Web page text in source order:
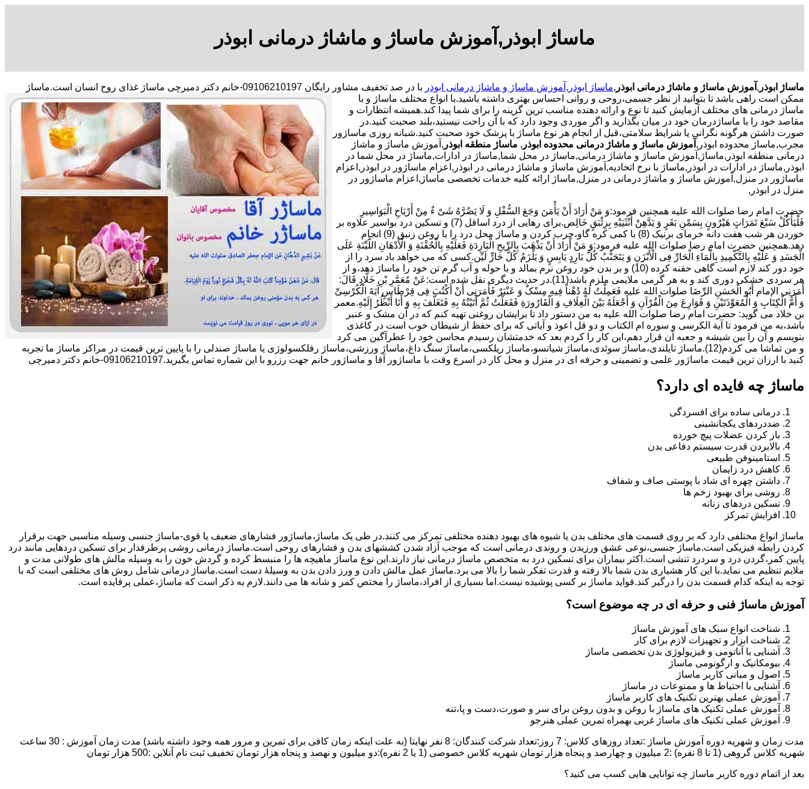
ماساژ ابوذر,آموزش ماساژ و ماشاژ درمانی ابوذر
ماساژ ابوذر , آموزش ماساژ و ماشاژ درمانی ابوذر ,ماساژ ابوذر , آموزش ماساژ و ماشاژ درمانی ابوذر
با در صد تخفیف مشاور رایگان 09106210197-خانم دکتر دمیرچی ماساژ غذای روح انسان است.ماساژ
ممکن است راهی باشد تا بتوانید از نظر جسمی،روحی و روانی احساس بهتری داشته باشید.با انواع مختلف ماساژ و با
ماساژ درمانی های مختلف آزمایش کنید تا نوع و ارائه دهنده مناسب ترین گزینه را برای شما پیدا کند.همیشه انتظارات و
مقاصد خود را با ماساژدرمان خود در میان بگذارید و اگر موردی وجود دارد که با آن راحت نیستید،بلند صحبت کنید.در
صورت داشتن هرگونه نگرانی یا شرایط سلامتی،قبل از انجام هر نوع ماساژ با پزشک خود صحبت کنید.شبانه روزی ماساژور
مجرب,ماساژ محدوده ابوذر, آموزش ماساژ و ماشاژ درمانی محدوده ابوذر , ماساژ منطقه ابوذر ,آموزش ماساژ و ماشاژ
درمانی منطقه ابوذر,ماساژ,آموزش ماساژ و ماشاژ درمانی,ماساژ در محل شما,ماساژ در ادارات,ماساژ در محل شما در
ابوذر,ماساژ در ادارات در ابوذر,ماساژ با نرخ اتحادیه,آموزش ماساژ و ماشاژ درمانی در ابوذر,اعزام ماساژور در ابوذر,اعزام
ماساژور در منزل,آموزش ماساژ و ماشاژ درمانی در منزل,ماساژ ارائه کلیه خدمات تخصصی ماساژ,اعزام ماساژور در
منزل در ابوذر,
حضرت امام رضا صلوات الله علیه همچنین فرمود:وَ مَنْ أَرَادَ أَنْ یَأْمَنَ وَجَعَ السُّفْلِ وَ لَا یَضُرَّهُ شَیْ ءٌ مِنْ أَرْیَاحِ الْبَوَاسِیرِ
فَلْیَأْکُلْ سَبْعَ تَمَرَاتٍ هَیْرُونٍ بِسَمْنِ بَقَرٍ وَ یَدَّهِنْ أُنْثَیَیْهِ بِزِئْبَقٍ خَالِص.برای رهایی از درد اسافل (7) و تسکین درد بواسیر علاوه بر
خوردن هر شب هفت دانه خرمای برنیک (8) با کمی کره گاو،چرب کردن و ماساژ محل درد را با روغن زنبق (9) انجام
دهد.همچنین حضرت امام رضا صلوات الله علیه فرمود:وَ مَنْ أَرَادَ أَنْ یَذْهَبَ بِالرِّیحِ الْبَارِدَةِ فَعَلَیْهِ بِالْحُقْنَةِ وَ الْأَدْهَانِ اللَّیِّنَةِ عَلَى
الْجَسَدِ وَ عَلَیْهِ بِالتَّکْمِیدِ بِالْمَاءِ الْحَارِّ فِی الْأَبْزَنِ وَ یَتَجَنَّبُ کُلَّ بَارِدٍ یَابِسٍ وَ یَلْزَمُ کُلَّ حَارٍّ لَیِّن.کسی که می خواهد باد سرد را از
خود دور کند لازم است گاهی حقنه کرده (10) و بر بدن خود روغن نرم بمالد و با حوله و آب گرم تن خود را ماساژ دهد،و از
هر سردی خشکی دوری کند و به هر گرمی ملایمی ملزم باشد(11).در حدیث دیگری نقل شده است:عَنْ مُعَمَّرِ بْنِ خَلَّادٍ قَالَ:
أَمَرَنِی الإمام أَبُو الْحَسَنِ الرِّضَا صلوات الله علیه فَعَمِلْتُ لَهُ دُهْناً فِیهِ مِسْکٌ وَ عَنْبَرٌ فَأَمَرَنِی أَنْ أَکْتُبَ فِی قِرْطَاسٍ آیَةَ الْکُرْسِیِّ
وَ أُمَّ الْکِتَابِ وَ الْمُعَوِّذَتَیْنِ وَ قَوَارِعَ مِنَ الْقُرْآنِ وَ أَجْعَلَهُ بَیْنَ الْغِلَافِ وَ الْقَارُورَةِ فَفَعَلْتُ ثُمَّ أَتَیْتُهُ بِهِ فَتَغَلَّفَ بِهِ وَ أَنَا أَنْظُرُ إِلَیْهِ.معمر
بن خلاد می گوید: حضرت امام رضا صلوات الله علیه به من دستور داد تا برایشان روغنى تهیه کنم که در آن مشک و عنبر
باشد،به من فرمود تا آیة الکرسى و سوره ام الکتاب و دو قل اعوذ و آیاتى که براى حفظ از شیطان خوب است در کاغذى
بنویسم و آن را بین شیشه و جعبه آن قرار دهم،این کار را کردم بعد که خدمتشان رسیدم محاسن خود را عطرآگین می کرد
و من تماشا می کردم(12).ماساژ تایلندی،ماساژ سوئدی،ماساژ شیاتسو،ماساژ ریلکسی،ماساژ سنگ داغ،ماساژ ورزشی،ماساژ رفلکسولوژی یا ماساژ صندلی را با پایین ترین قیمت در مراکز ماساژ ما تجربه
کنید با ارزان ترین قیمت ماساژور علمی و تضمینی و حرفه ای در منزل و محل کار در اسرع وقت با ماساژور آقا و ماساژور خانم جهت رزرو با این شماره تماس بگیرید.09106210197-خانم دکتر دمیرچی
ماساژ چه فایده ای دارد؟
درمانی ساده برای افسردگی
ضددردهای یکجانشینی
باز کردن عضلات پیچ خورده
بالابردن قدرت سیستم دفاعی بدن
استامینوفن طبیعی
کاهش درد زایمان
داشتن چهره ای شاد با پوستی صاف و شفاف
روشی برای بهبود زخم ها
تسکین دردهای زنانه
افزایش تمرکز
ماساژ انواع مختلفی دارد که بر روی قسمت های مختلف بدن یا شیوه های بهبود دهنده مختلفی تمرکز می کنند.در طی یک ماساژ،ماساژور فشارهای ضعیف یا قوی-ماساژ جنسی وسیله مناسبی جهت برقرار
کردن رابطه فیزیکی است.ماساژ جنسی،نوعی عشق ورزیدن و روندی درمانی است که موجب آزاد شدن کششهای بدن و فشارهای روحی است.ماساژ درمانی روشی پرطرفدار برای تسکین دردهایی مانند درد
پایین کمر،گردن درد و سردرد تنشی است.اکثر بیماران برای تسکین درد به متخصص ماساژ درمانی نیاز دارند.این نوع ماساژ ماهیچه ها را منبسط کرده و گردش خون را به وسیله مالش های طولانی مدت و
ملایم تنظیم می نماید.با این کار هشیاری بدن شما بالا رفته و قدرت تفکر شما را بالا می برد.ماساژ عمل مالش دادن و ورز دادن بدن به وسیلۀ دست است.ماساژ درمانی شامل روش های مختلفی است که با
توجه به اینکه کدام قسمت بدن را درگیر کند.فواید ماساژ بر کسی پوشیده نیست.اما بسیاری از افراد،ماساژ را مختص کمر و شانه ها می دانند.لازم به ذکر است که ماساژ،عملی پرفایده است.
آموزش ماساژ فنی و حرفه ای در چه موضوع است؟
شناخت انواع سبک های آموزش ماساژ
شناخت ابزار و تجهیزات لازم برای کار
آشنایی با آناتومی و فیزیولوژی بدن تخصصی ماساژ
بیومکانیک و ارگونومی ماساژ
اصول و مبانی کاربر ماساژ
آشنایی با احتیاط ها و ممنوعات در ماساژ
آموزش عملی بهترین تکنیک های کاربر ماساژ
آموزش عملی تکنیک های ماساژ با روغن و بدون روغن برای سر و صورت،دست و پا،تنه
آموزش عملی تکنیک های ماساژ غربی بهمراه تمرین عملی هنرجو
مدت زمان و شهریه دوره آموزش ماساژ :تعداد روزهای کلاس: 7 روز:تعداد شرکت کنندگان: 8 نفر نهایتا (به علت اینکه زمان کافی برای تمرین و مرور همه وجود داشته باشد) مدت زمان آموزش : 30 ساعت
شهریه کلاس گروهی (1 تا 8 نفره) :2 میلیون و چهارصد و پنجاه هزار تومان شهریه کلاس خصوصی (1 یا 2 نفره):دو میلیون و نهصد و پنجاه هزار تومان تخفیف ثبت نام آنلاین :500 هزار تومان
بعد از اتمام دوره کاربر ماساژ چه توانایی هایی کسب می کنید؟